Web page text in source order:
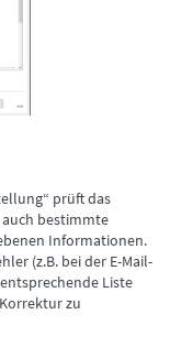
prüft das
bestimmte
Informationen.
(z.B. bei der E-Mail-
Liste
zu